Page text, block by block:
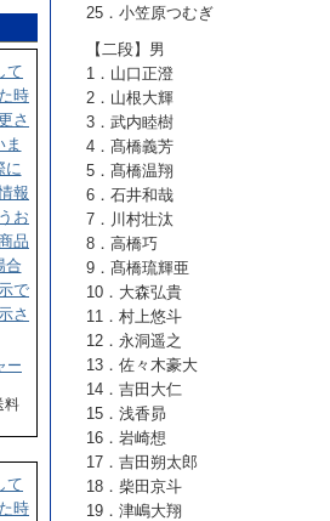
25．小笠原つむぎ
【二段】男
1．山口正澄
2．山根大輝
3．武内睦樹
4．髙橋義芳
5．髙橋温翔
6．石井和哉
7．川村壮汰
8．高橋巧
9．髙橋琉輝亜
10．大森弘貴
11．村上悠斗
12．永洞遥之
13．佐々木豪大
14．吉田大仁
15．浅香昴
16．岩崎想
17．吉田朔太郎
18．柴田京斗
19．津嶋大翔
ー
料